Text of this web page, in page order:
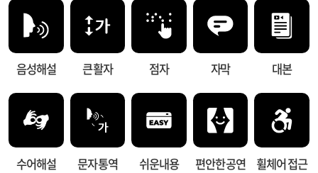
음성해설 큰 활자 점자 자막 대본
수어해설 문자 통역 쉬운내용 편안한 공연 휠체어 접근